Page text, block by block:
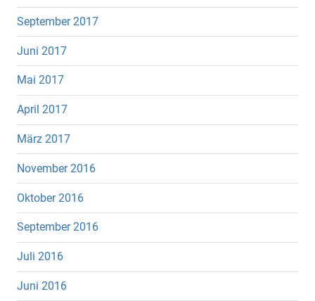
September 2017
Juni 2017
Mai 2017
April 2017
März 2017
November 2016
Oktober 2016
September 2016
Juli 2016
Juni 2016